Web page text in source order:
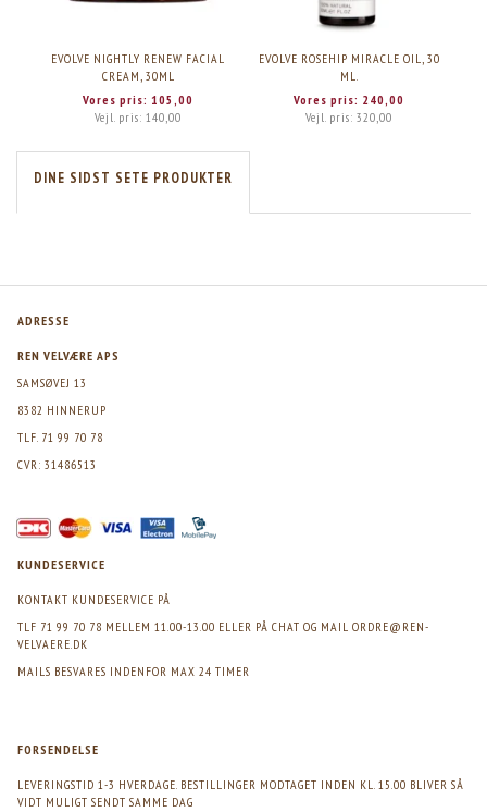
EVOLVE NIGHTLY RENEW FACIAL
CREAM, 30ML
Vores pris: 105,00
Vejl. pris: 140,00
EVOLVE ROSEHIP MIRACLE OIL, 30
ML.
Vores pris: 240,00
Vejl. pris: 320,00
DINE SIDST SETE PRODUKTER
ADRESSE
REN VELVÆRE APS
SAMSØVEJ 13
8382 HINNERUP
TLF. 71 99 70 78
CVR: 31486513
KUNDESERVICE
KONTAKT KUNDESERVICE PÅ
TLF 71 99 70 78 MELLEM 11.00-13.00 ELLER PÅ CHAT OG MAIL ORDRE@REN-
VELVAERE.DK
MAILS BESVARES INDENFOR MAX 24 TIMER
FORSENDELSE
LEVERINGSTID 1-3 HVERDAGE. BESTILLINGER MODTAGET INDEN KL. 15.00 BLIVER SÅ
VIDT MULIGT SENDT SAMME DAG